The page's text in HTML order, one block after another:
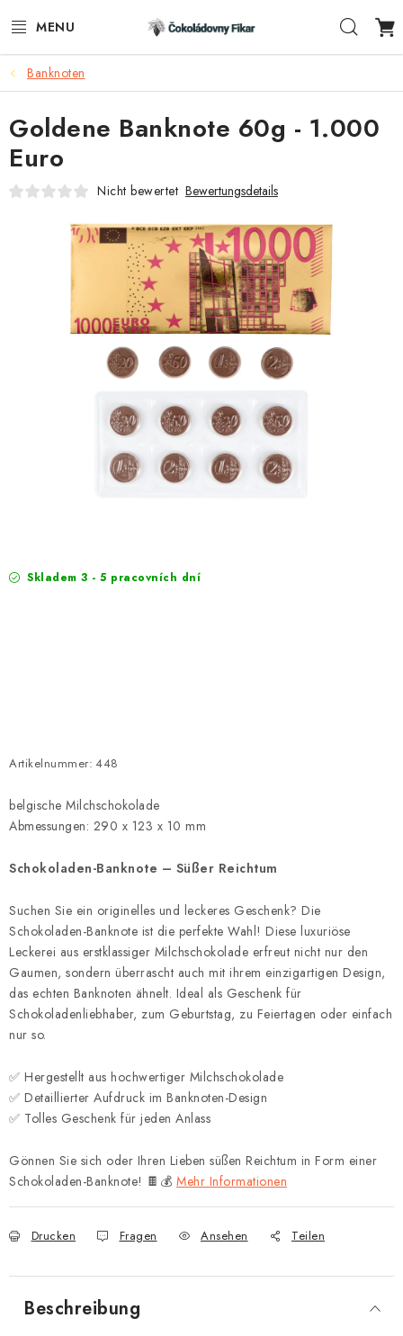
Inhalt
E-SHOP
WERBEARTIKEL
INFORMACE
FUNKČNÍ ČOKOLÁDA
Geschäftsbedingungen
Reklamace
Bedingungen zum Schutz personenbezogener Daten
Banknoten
Skladem 3 - 5 pracovních dní
Artikelnummer: 448
belgische Milchschokolade
Abmessungen: 290 x 123 x 10 mm
Schokoladen-Banknote – Süßer Reichtum
Suchen Sie ein originelles und leckeres Geschenk? Die
Schokoladen-Banknote ist die perfekte Wahl! Diese luxuriöse
Leckerei aus erstklassiger Milchschokolade erfreut nicht nur den
Gaumen, sondern überrascht auch mit ihrem einzigartigen Design,
das echten Banknoten ähnelt. Ideal als Geschenk für
Schokoladenliebhaber, zum Geburtstag, zu Feiertagen oder einfach
nur so.
✅ Hergestellt aus hochwertiger Milchschokolade
✅ Detaillierter Aufdruck im Banknoten-Design
✅ Tolles Geschenk für jeden Anlass
Gönnen Sie sich oder Ihren Lieben süßen Reichtum in Form einer
Schokoladen-Banknote! 🍫💰 Mehr Informationen
Drucken Fragen Ansehen Teilen
Goldene Banknote 60g - 1.000
Euro
Nicht bewertet Bewertungsdetails
Beschreibung